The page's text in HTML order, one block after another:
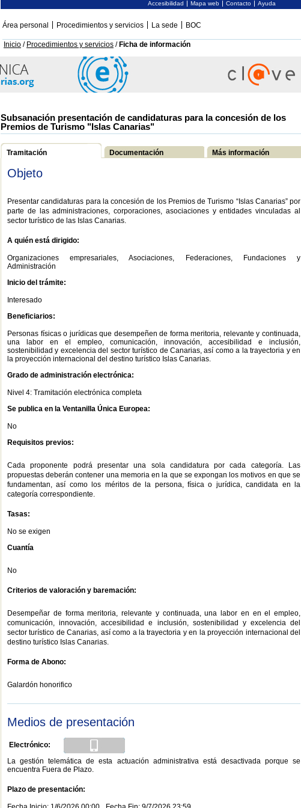
Accesibilidad Mapa web Contacto Ayuda
Área personal Procedimientos y servicios La sede BOC
Inicio / Procedimientos y servicios / Ficha de información
Subsanación presentación de candidaturas para la concesión de los
Premios de Turismo "Islas Canarias"
Tramitación Documentación Más información
Objeto
Presentar candidaturas para la concesión de los Premios de Turismo “Islas Canarias” por
parte de las administraciones, corporaciones, asociaciones y entidades vinculadas al
sector turístico de las Islas Canarias.
A quién está dirigido:
Organizaciones empresariales, Asociaciones, Federaciones, Fundaciones y
Administración
Inicio del trámite:
Interesado
Beneficiarios:
Personas físicas o jurídicas que desempeñen de forma meritoria, relevante y continuada,
una labor en el empleo, comunicación, innovación, accesibilidad e inclusión,
sostenibilidad y excelencia del sector turístico de Canarias, así como a la trayectoria y en
la proyección internacional del destino turístico Islas Canarias.
Grado de administración electrónica:
Nivel 4: Tramitación electrónica completa
Se publica en la Ventanilla Única Europea:
No
Requisitos previos:
Cada proponente podrá presentar una sola candidatura por cada categoría. Las
propuestas deberán contener una memoria en la que se expongan los motivos en que se
fundamentan, así como los méritos de la persona, física o jurídica, candidata en la
categoría correspondiente.
Tasas:
No se exigen
Cuantía
No
Criterios de valoración y baremación:
Desempeñar de forma meritoria, relevante y continuada, una labor en en el empleo,
comunicación, innovación, accesibilidad e inclusión, sostenibilidad y excelencia del
sector turístico de Canarias, así como a la trayectoria y en la proyección internacional del
destino turístico Islas Canarias.
Forma de Abono:
Galardón honorifico
Medios de presentación
Electrónico:
La gestión telemática de esta actuación administrativa está desactivada porque se
encuentra Fuera de Plazo.
Plazo de presentación: